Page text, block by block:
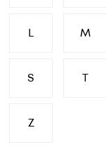
L M
S T
Z